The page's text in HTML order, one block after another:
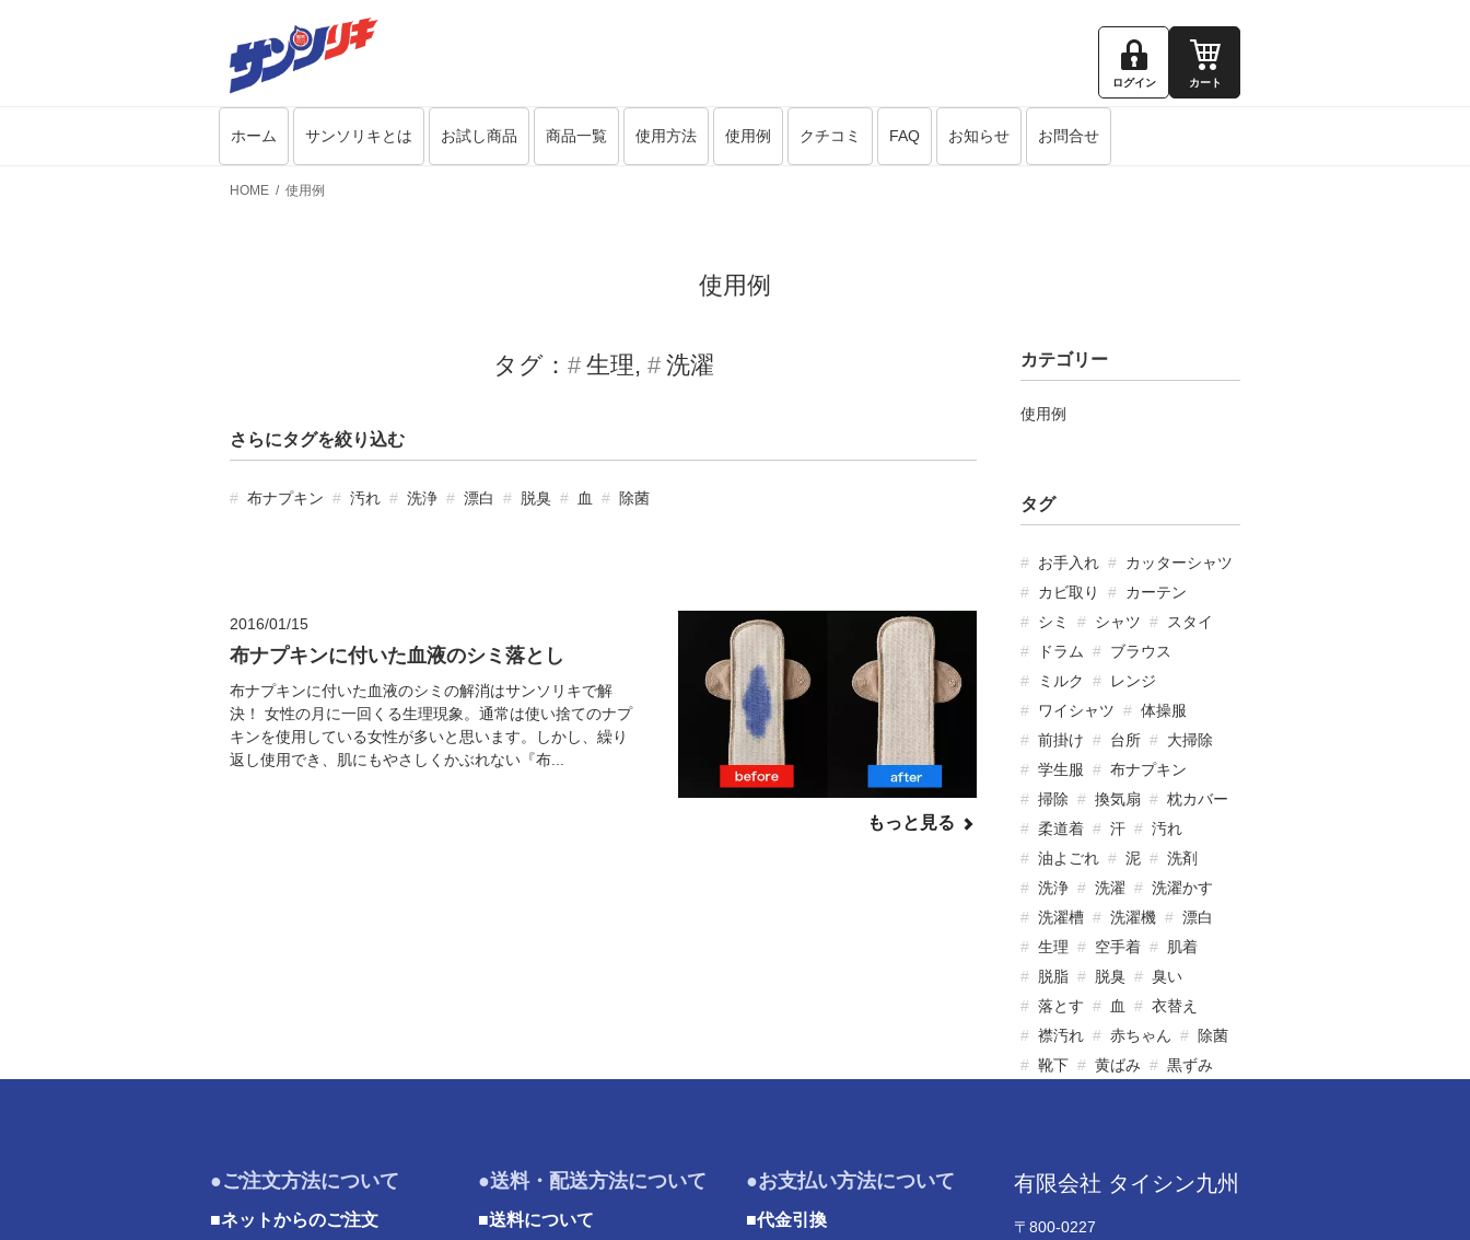
ログイン カート
ホーム サンソリキとは お試し商品 商品一覧 使用方法 使用例 クチコミ FAQ お知らせ お問合せ
HOME 使用例
使用例
タグ： 生理 洗濯
さらにタグを絞り込む
布ナプキン 汚れ 洗浄 漂白 脱臭 血 除菌
2016/01/15
布ナプキンに付いた血液のシミ落とし
布ナプキンに付いた血液のシミの解消はサンソリキで解
決！ 女性の月に一回くる生理現象。通常は使い捨てのナプ
キンを使用している女性が多いと思います。しかし、繰り
返し使用でき、肌にもやさしくかぶれない『布...
もっと見る
カテゴリー
使用例
タグ
お手入れ
カッターシャツ
カビ取り
カーテン
シミ
シャツ
スタイ
ドラム
ブラウス
ミルク
レンジ
ワイシャツ
体操服
前掛け
台所
大掃除
学生服
布ナプキン
掃除
換気扇
枕カバー
柔道着
汗
汚れ
油よごれ
泥
洗剤
洗浄
洗濯
洗濯かす
洗濯槽
洗濯機
漂白
生理
空手着
肌着
脱脂
脱臭
臭い
落とす
血
衣替え
襟汚れ
赤ちゃん
除菌
靴下
黄ばみ 黒ずみ
●ご注文方法について
■ネットからのご注文
●送料・配送方法について
■送料について
●お支払い方法について
■代金引換
有限会社 タイシン九州
〒800-0227